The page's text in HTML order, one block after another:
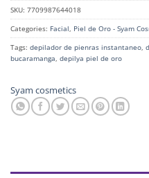
SKU: 7709987644018
Categories: Facial, Piel de Oro - Syam
Tags: depilador de pienras instantaneo,
bucaramanga, depilya piel de oro
Syam cosmetics